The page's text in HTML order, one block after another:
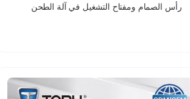
رأس الصمام ومفتاح التشغيل في آلة الطحن